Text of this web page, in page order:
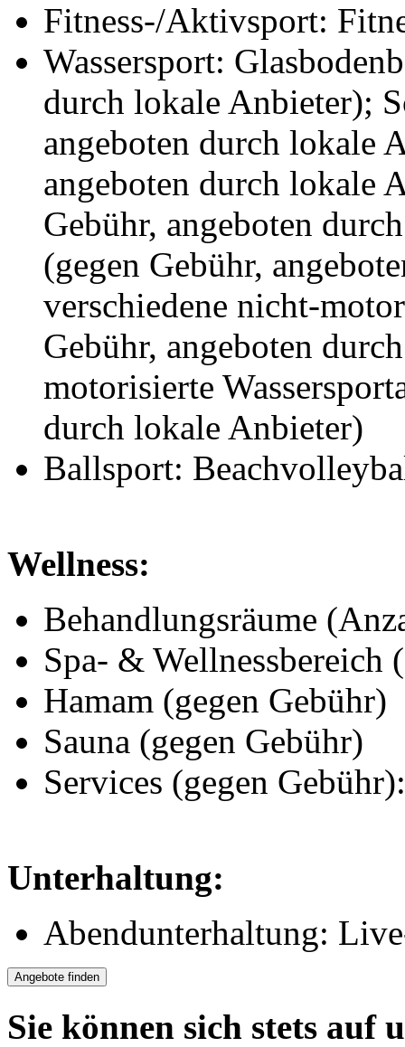
Fitness-/Aktivsport:
Wassersport:
durch lokale Anbieter);
angeboten durch lokale
angeboten durch lokale
Gebühr, angeboten
(gegen Gebühr,
verschiedene nicht-
Gebühr, angeboten
motorisierte
durch lokale Anbieter)
Ballsport:
Wellness:
Behandlungsräume
Spa- & Wellnessbereich
Hamam (gegen Gebühr)
Sauna (gegen Gebühr)
Services (gegen
Unterhaltung:
Abendunterhaltung:
Sie können sich stets auf